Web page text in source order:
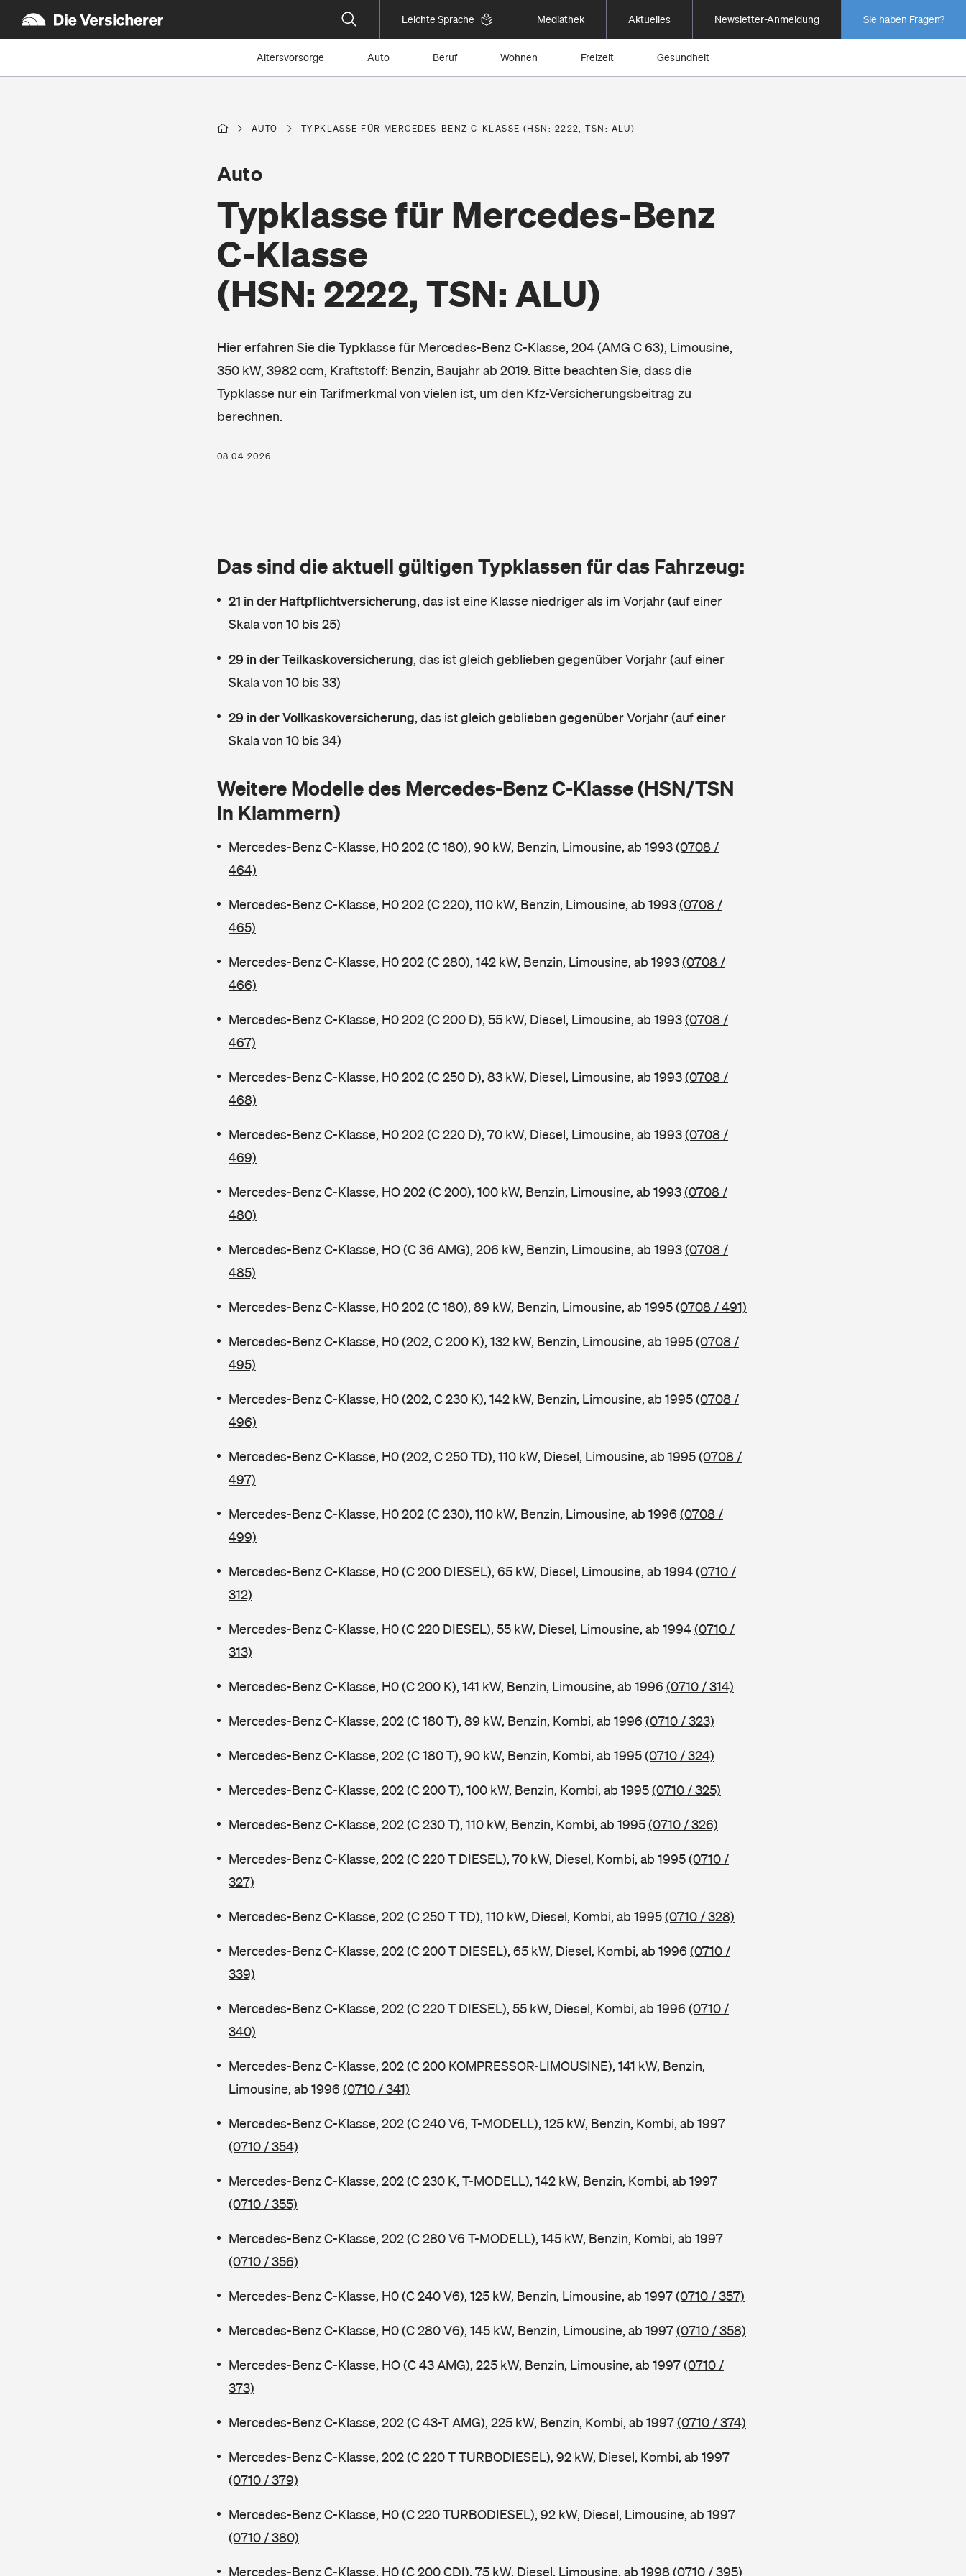
Leichte Sprache Mediathek Aktuelles Newsletter-Anmeldung Sie haben Fragen?
Altersvorsorge Auto Beruf Wohnen Freizeit Gesundheit
AUTO TYPKLASSE FÜR MERCEDES-BENZ C-KLASSE (HSN: 2222, TSN: ALU)
Typklasse für Mercedes-Benz
C-Klasse
(HSN: 2222, TSN: ALU)
Auto
Hier erfahren Sie die Typklasse für Mercedes-Benz C-Klasse, 204 (AMG C 63), Limousine,
350 kW, 3982 ccm, Kraftstoff: Benzin, Baujahr ab 2019. Bitte beachten Sie, dass die
Typklasse nur ein Tarifmerkmal von vielen ist, um den Kfz-Versicherungsbeitrag zu
berechnen.
08.04.2026
Das sind die aktuell gültigen Typklassen für das Fahrzeug:
21 in der Haftpflichtversicherung, das ist eine Klasse niedriger als im Vorjahr (auf einer
Skala von 10 bis 25)
29 in der Teilkaskoversicherung, das ist gleich geblieben gegenüber Vorjahr (auf einer
Skala von 10 bis 33)
29 in der Vollkaskoversicherung, das ist gleich geblieben gegenüber Vorjahr (auf einer
Skala von 10 bis 34)
Weitere Modelle des Mercedes-Benz C-Klasse (HSN/TSN
in Klammern)
Mercedes-Benz C-Klasse, H0 202 (C 180), 90 kW, Benzin, Limousine, ab 1993(0708 /
464)
Mercedes-Benz C-Klasse, H0 202 (C 220), 110 kW, Benzin, Limousine, ab 1993(0708 /
465)
Mercedes-Benz C-Klasse, H0 202 (C 280), 142 kW, Benzin, Limousine, ab 1993(0708 /
466)
Mercedes-Benz C-Klasse, H0 202 (C 200 D), 55 kW, Diesel, Limousine, ab 1993(0708 /
467)
Mercedes-Benz C-Klasse, H0 202 (C 250 D), 83 kW, Diesel, Limousine, ab 1993(0708 /
468)
Mercedes-Benz C-Klasse, H0 202 (C 220 D), 70 kW, Diesel, Limousine, ab 1993(0708 /
469)
Mercedes-Benz C-Klasse, HO 202 (C 200), 100 kW, Benzin, Limousine, ab 1993(0708 /
480)
Mercedes-Benz C-Klasse, HO (C 36 AMG), 206 kW, Benzin, Limousine, ab 1993(0708 /
485)
Mercedes-Benz C-Klasse, H0 202 (C 180), 89 kW, Benzin, Limousine, ab 1995(0708 / 491)
Mercedes-Benz C-Klasse, H0 (202, C 200 K), 132 kW, Benzin, Limousine, ab 1995(0708 /
495)
Mercedes-Benz C-Klasse, H0 (202, C 230 K), 142 kW, Benzin, Limousine, ab 1995(0708 /
496)
Mercedes-Benz C-Klasse, H0 (202, C 250 TD), 110 kW, Diesel, Limousine, ab 1995(0708 /
497)
Mercedes-Benz C-Klasse, H0 202 (C 230), 110 kW, Benzin, Limousine, ab 1996 (0708 /
499)
Mercedes-Benz C-Klasse, H0 (C 200 DIESEL), 65 kW, Diesel, Limousine, ab 1994(0710 /
312)
Mercedes-Benz C-Klasse, H0 (C 220 DIESEL), 55 kW, Diesel, Limousine, ab 1994(0710 /
313)
Mercedes-Benz C-Klasse, H0 (C 200 K), 141 kW, Benzin, Limousine, ab 1996 (0710 / 314)
Mercedes-Benz C-Klasse, 202 (C 180 T), 89 kW, Benzin, Kombi, ab 1996 (0710 / 323)
Mercedes-Benz C-Klasse, 202 (C 180 T), 90 kW, Benzin, Kombi, ab 1995(0710 / 324)
Mercedes-Benz C-Klasse, 202 (C 200 T), 100 kW, Benzin, Kombi, ab 1995(0710 / 325)
Mercedes-Benz C-Klasse, 202 (C 230 T), 110 kW, Benzin, Kombi, ab 1995(0710 / 326)
Mercedes-Benz C-Klasse, 202 (C 220 T DIESEL), 70 kW, Diesel, Kombi, ab 1995(0710 /
327)
Mercedes-Benz C-Klasse, 202 (C 250 T TD), 110 kW, Diesel, Kombi, ab 1995(0710 / 328)
Mercedes-Benz C-Klasse, 202 (C 200 T DIESEL), 65 kW, Diesel, Kombi, ab 1996 (0710 /
339)
Mercedes-Benz C-Klasse, 202 (C 220 T DIESEL), 55 kW, Diesel, Kombi, ab 1996 (0710 /
340)
Mercedes-Benz C-Klasse, 202 (C 200 KOMPRESSOR-LIMOUSINE), 141 kW, Benzin,
Limousine, ab 1996 (0710 / 341)
Mercedes-Benz C-Klasse, 202 (C 240 V6, T-MODELL), 125 kW, Benzin, Kombi, ab 1997
(0710 / 354)
Mercedes-Benz C-Klasse, 202 (C 230 K, T-MODELL), 142 kW, Benzin, Kombi, ab 1997
(0710 / 355)
Mercedes-Benz C-Klasse, 202 (C 280 V6 T-MODELL), 145 kW, Benzin, Kombi, ab 1997
(0710 / 356)
Mercedes-Benz C-Klasse, H0 (C 240 V6), 125 kW, Benzin, Limousine, ab 1997(0710 / 357)
Mercedes-Benz C-Klasse, H0 (C 280 V6), 145 kW, Benzin, Limousine, ab 1997(0710 / 358)
Mercedes-Benz C-Klasse, HO (C 43 AMG), 225 kW, Benzin, Limousine, ab 1997(0710 /
373)
Mercedes-Benz C-Klasse, 202 (C 43-T AMG), 225 kW, Benzin, Kombi, ab 1997(0710 / 374)
Mercedes-Benz C-Klasse, 202 (C 220 T TURBODIESEL), 92 kW, Diesel, Kombi, ab 1997
(0710 / 379)
Mercedes-Benz C-Klasse, H0 (C 220 TURBODIESEL), 92 kW, Diesel, Limousine, ab 1997
(0710 / 380)
Mercedes-Benz C-Klasse, H0 (C 200 CDI), 75 kW, Diesel, Limousine, ab 1998(0710 / 395)